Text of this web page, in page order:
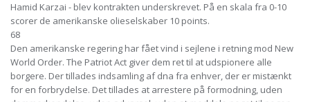
Hamid Karzai - blev kontrakten underskrevet. På en skala fra 0-10
scorer de amerikanske olieselskaber 10 points.
68
Den amerikanske regering har fået vind i sejlene i retning mod New
World Order. The Patriot Act giver dem ret til at udspionere alle
borgere. Der tillades indsamling af dna fra enhver, der er mistænkt
for en forbrydelse. Det tillades at arrestere på formodning, uden